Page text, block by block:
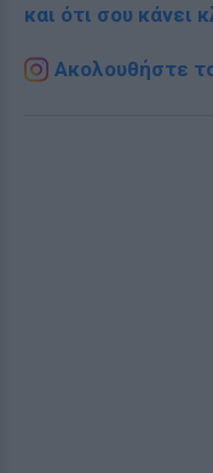
και ότι σου κάνει
Ακολουθήστε